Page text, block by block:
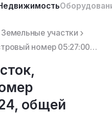
Земельные участки
Земельный участок, кадастровый номер 05:27:000010:524, общей площадью – 1000 кв. м, местоположение: ...
общей